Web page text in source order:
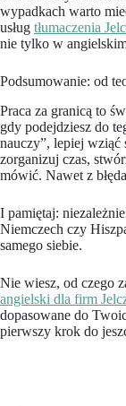
wypadkach warto
usług tłumaczenia
nie tylko w
Podsumowanie: od
Praca za granicą to
gdy podejdziesz do
nauczy”, lepiej wziąć
zorganizuj czas,
mówić. Nawet z
I pamiętaj:
Niemczech czy
samego siebie.
Nie wiesz, od czego
angielski dla firm
dopasowane do
pierwszy krok do